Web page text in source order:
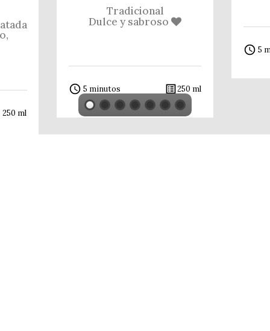
Tradicional
Dulce y sabroso
access_time 5 minutos list_alt 250 ml
access_time 5
250 ml